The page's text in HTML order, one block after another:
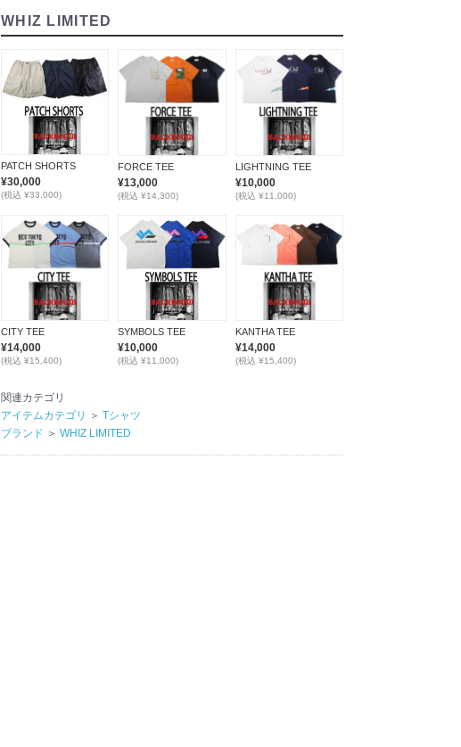
WHIZ LIMITED
PATCH SHORTS
¥30,000
(税込 ¥33,000)
FORCE TEE
¥13,000
(税込 ¥14,300)
LIGHTNING TEE
¥10,000
(税込 ¥11,000)
CITY TEE
¥14,000
(税込 ¥15,400)
SYMBOLS TEE
¥10,000
(税込 ¥11,000)
KANTHA TEE
¥14,000
(税込 ¥15,400)
関連カテゴリ
アイテムカテゴリ
＞ Tシャツ
ブランド ＞ WHIZ LIMITED